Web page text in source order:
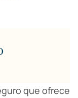
que ofrece